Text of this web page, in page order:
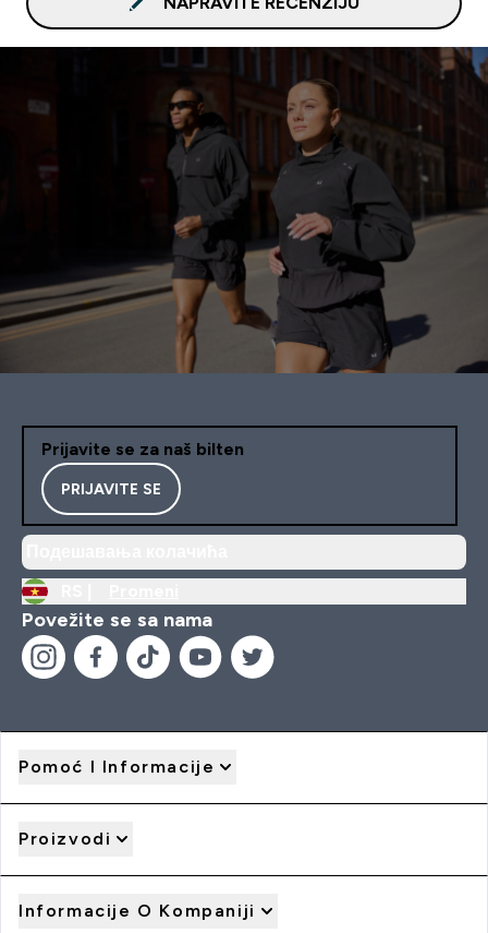
Prijavite se za naš bilten
PRIJAVITE SE
Povežite se sa nama
Pomoć I Informacije
Proizvodi
Informacije O Kompaniji